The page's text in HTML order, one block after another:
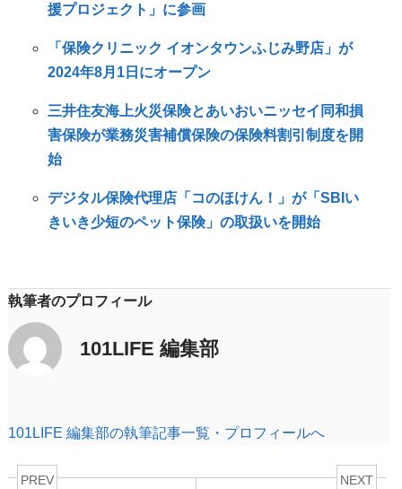
援プロジェクト」に参画
「保険クリニック イオンタウンふじみ野店」が
2024年8月1日にオープン
三井住友海上火災保険とあいおいニッセイ同和損
害保険が業務災害補償保険の保険料割引制度を開
始
デジタル保険代理店「コのほけん！」が「SBIい
きいき少短のペット保険」の取扱いを開始
執筆者のプロフィール
101LIFE 編集部
101LIFE 編集部の執筆記事一覧・プロフィールへ
PREV NEXT